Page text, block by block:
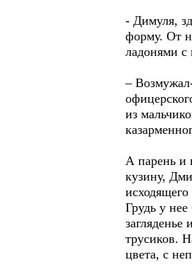
- Димуля,
форму. От
ладонями с
–
из
А парень и
кузину,
Грудь у
трусиков.
цвета, с